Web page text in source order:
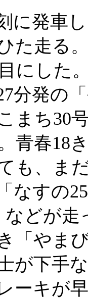
に発車
た走る
にした
分発の
まち30
青春18
も、ま
なすの
などが
「やま
が下手
ーキが